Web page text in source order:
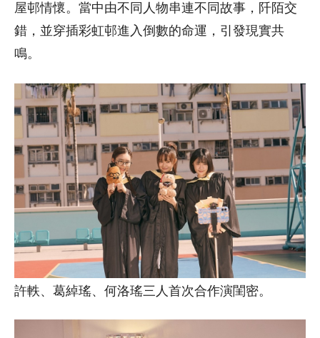
屋邨情懷。當中由不同人物串連不同故事，阡陌交
錯，並穿插彩虹邨進入倒數的命運，引發現實共
鳴。
許軼、葛綽瑤、何洛瑤三人首次合作演閨密。